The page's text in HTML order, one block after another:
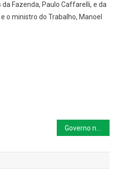
Fazenda, Paulo Caffarelli, e da
o ministro do Trabalho, Manoel